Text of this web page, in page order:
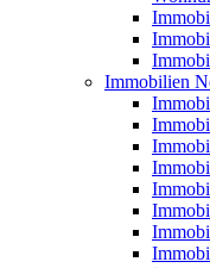
Immobilien